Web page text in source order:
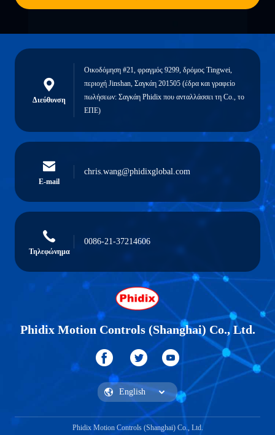
Διεύθυνση
Οικοδόμηση #21, φραγμός 9299, δρόμος Tingwei,
περιοχή Jinshan, Σαγκάη 201505 (έδρα και γραφείο
πωλήσεων: Σαγκάη Phidix που ανταλλάσσει τη Co., το
ΕΠΕ)
E-mail
chris.wang@phidixglobal.com
Τηλεφώνημα
0086-21-37214606
Phidix Motion Controls (Shanghai) Co., Ltd.
Phidix Motion Controls (Shanghai) Co., Ltd.